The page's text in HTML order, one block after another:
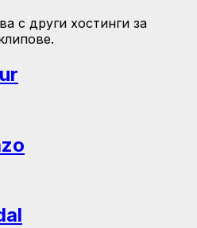
с други хостинги за